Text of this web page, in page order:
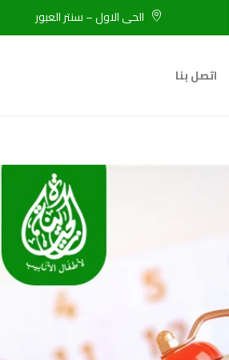
الحى الاول – سنتر العبور
اتصل بنا